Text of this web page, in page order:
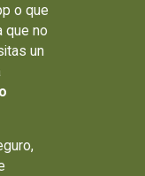
o que
que no
un